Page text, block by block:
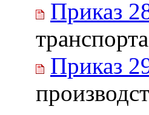
Приказ
Приказ